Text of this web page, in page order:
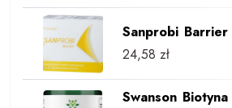
Sanprobi
24,58 zł
Swanson